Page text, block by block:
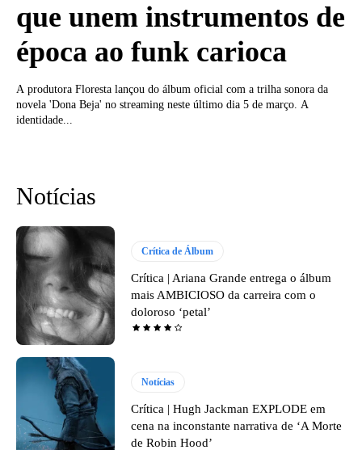
que unem instrumentos de
época ao funk carioca
A produtora Floresta lançou do álbum oficial com a trilha sonora da
novela 'Dona Beja' no streaming neste último dia 5 de março. A
identidade...
Notícias
Crítica de Álbum
Crítica | Ariana Grande entrega o álbum
mais AMBICIOSO da carreira com o
doloroso ‘petal’
Notícias
Crítica | Hugh Jackman EXPLODE em
cena na inconstante narrativa de ‘A Morte
de Robin Hood’